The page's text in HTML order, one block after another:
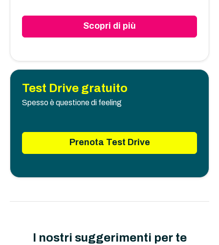
Scopri di più
Test Drive gratuito
Spesso è questione di feeling
Prenota Test Drive
I nostri suggerimenti per te